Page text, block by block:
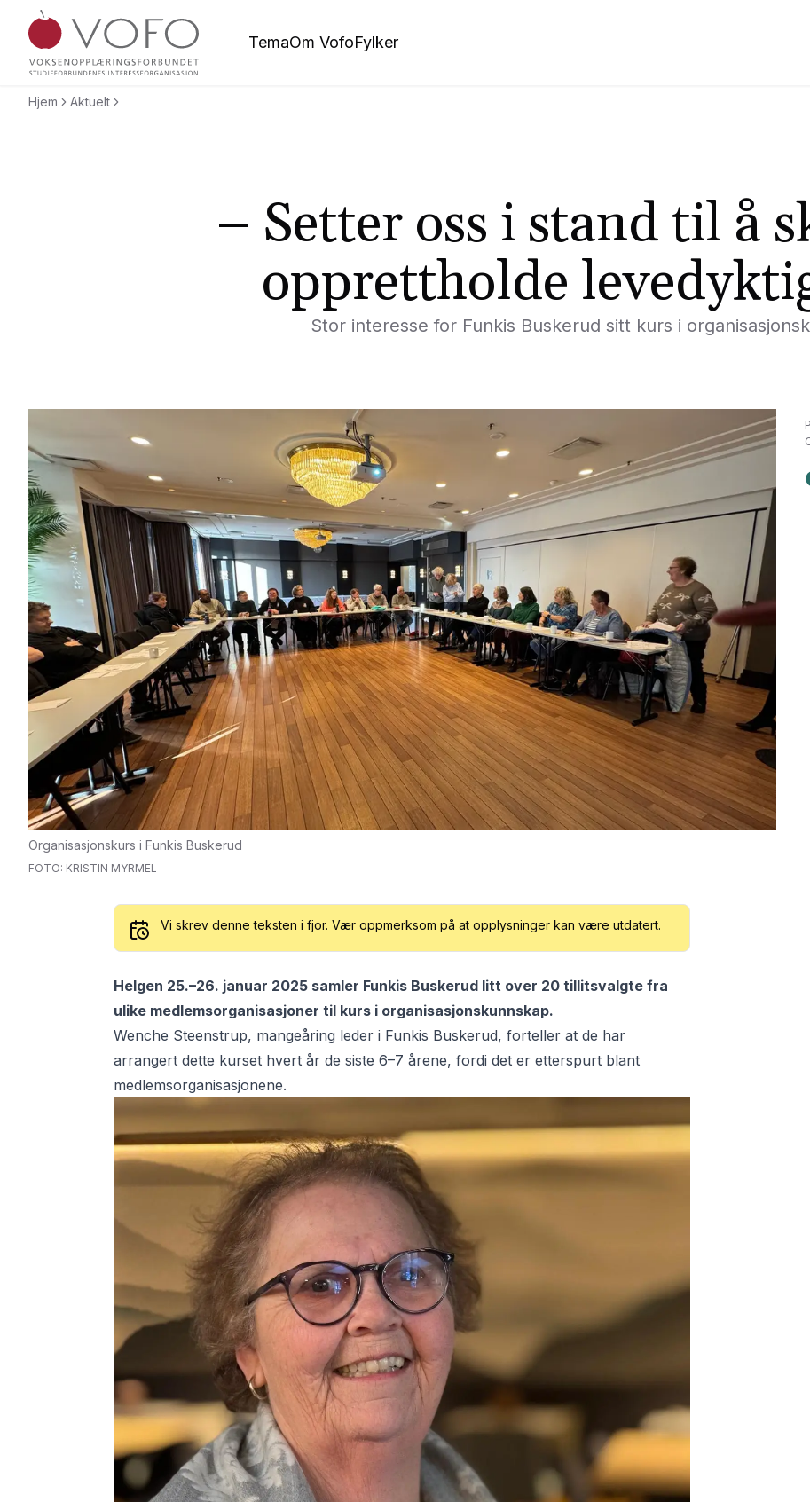
Hopp til hovedinnholdet
Voksenopplæringsforbundet
TemaOm VofoFylker
Hjem Aktuelt
– Setter oss i stand til å
opprettholde
Stor interesse for Funkis Buskerud sitt kurs i
Organisasjonskurs i Funkis Buskerud
FOTO: KRISTIN MYRMEL
Vi skrev denne teksten i fjor. Vær oppmerksom på at opplysninger kan være utdatert.
Helgen 25.–26. januar 2025 samler Funkis Buskerud litt over 20 tillitsvalgte fra
ulike medlemsorganisasjoner til kurs i organisasjonskunnskap.
Wenche Steenstrup, mangeåring leder i Funkis Buskerud, forteller at de har
arrangert dette kurset hvert år de siste 6–7 årene, fordi det er etterspurt blant
medlemsorganisasjonene.